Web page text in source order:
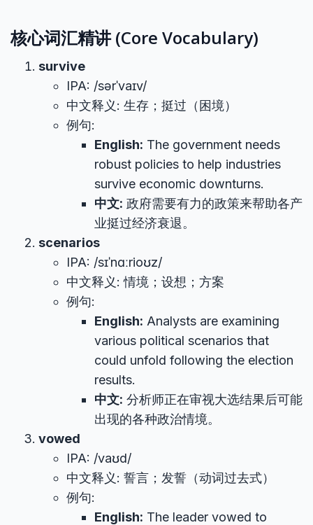
核心词汇精讲 (Core Vocabulary)
survive
IPA: /sərˈvaɪv/
中文释义: 生存；挺过（困境）
例句:
English: The government needs
robust policies to help industries
survive economic downturns.
中文: 政府需要有力的政策来帮助各产
业挺过经济衰退。
scenarios
IPA: /sɪˈnɑːrioʊz/
中文释义: 情境；设想；方案
例句:
English: Analysts are examining
various political scenarios that
could unfold following the election
results.
中文: 分析师正在审视大选结果后可能
出现的各种政治情境。
vowed
IPA: /vaʊd/
中文释义: 誓言；发誓（动词过去式）
例句:
English: The leader vowed to